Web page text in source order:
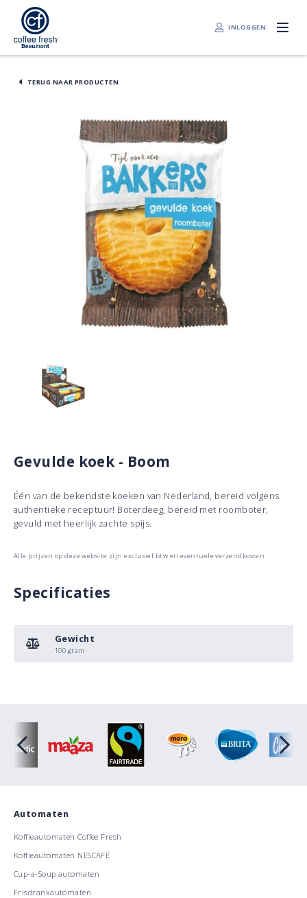
INLOGGEN
TERUG NAAR PRODUCTEN
Gevulde koek - Boom
Één van de bekendste koeken van Nederland, bereid volgens
authentieke receptuur! Boterdeeg, bereid met roomboter,
gevuld met heerlijk zachte spijs.
Alle prijzen op deze website zijn exclusief btw en eventuele verzendkosten.
Specificaties
Gewicht
100 gram
Automaten
Koffieautomaten Coffee Fresh
Koffieautomaten NESCAFÉ
Cup-a-Soup automaten
Frisdrankautomaten